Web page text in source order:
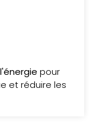
pour
et réduire les